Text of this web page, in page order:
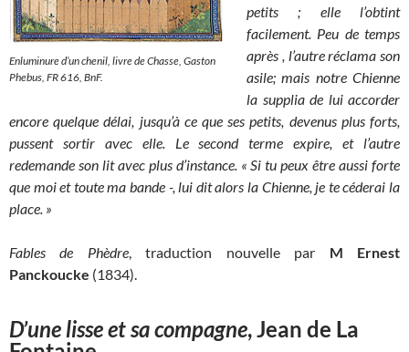
Enluminure d’un chenil, livre de Chasse, Gaston
Phebus, FR 616, BnF.
petits ; elle l’obtint
facilement. Peu de temps
après , l’autre réclama son
asile; mais notre Chienne
la supplia de lui accorder
encore quelque délai, jusqu’à ce que ses petits, devenus plus forts,
pussent sortir avec elle. Le second terme expire, et l’autre
redemande son lit avec plus d’instance. « Si tu peux être aussi forte
que moi et toute ma bande -, lui dit alors la Chienne, je te céderai la
place. »
Fables de Phèdre, traduction nouvelle par M Ernest
Panckoucke (1834).
D’une lisse et sa compagne, Jean de La